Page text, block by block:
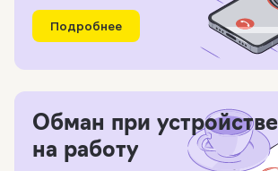
Подробнее
Обман при устройстве
на работу